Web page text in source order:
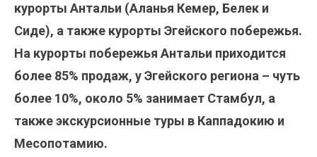
курорты Антальи (Аланья Кемер, Белек и
Сиде), а также курорты Эгейского побережья.
На курорты побережья Антальи приходится
более 85% продаж, у Эгейского региона – чуть
более 10%, около 5% занимает Стамбул, а
также экскурсионные туры в Каппадокию и
Месопотамию.